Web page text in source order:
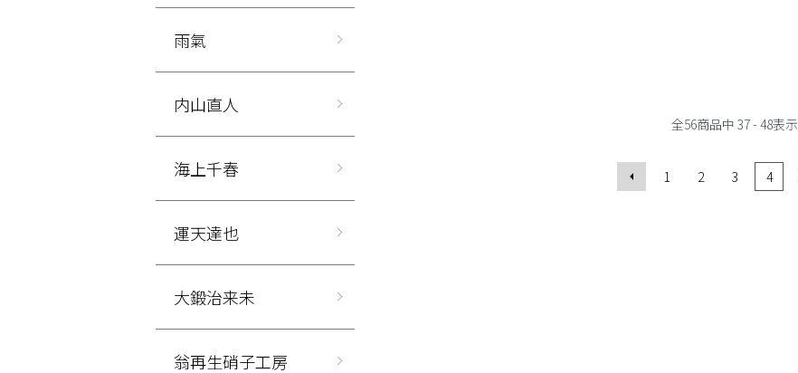
全56商品中 37 - 48表示
1 2 3 4
雨氣
内山直人
海上千春
運天達也
大鍛治来未
翁再生硝子工房